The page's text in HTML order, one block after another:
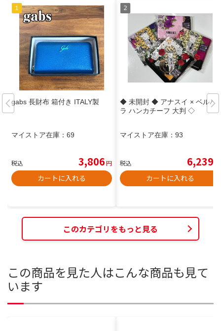
gabs 長財布 箱付き ITALY製
マイストア在庫： 69
税込 3,806円
カートに入れる
◆ 未開封 ◆ アナスイ × ベルバ
ラ ハンカチーフ 大判 ◇
マイストア在庫： 93
税込 6,239
カートに入れる
このカテゴリをもっと見る
この商品を見た人はこんな商品も見て
います